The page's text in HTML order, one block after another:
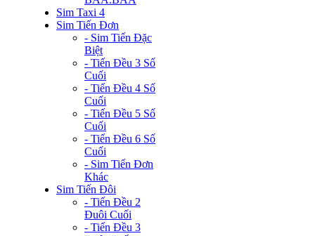
Sim Taxi 4
Sim Tiến Đơn
- Sim Tiến Đặc
Biệt
- Tiến Đều 3 Số
Cuối
- Tiến Đều 4 Số
Cuối
- Tiến Đều 5 Số
Cuối
- Tiến Đều 6 Số
Cuối
- Sim Tiến Đơn
Khác
Sim Tiến Đôi
- Tiến Đều 2
Đuôi Cuối
- Tiến Đều 3